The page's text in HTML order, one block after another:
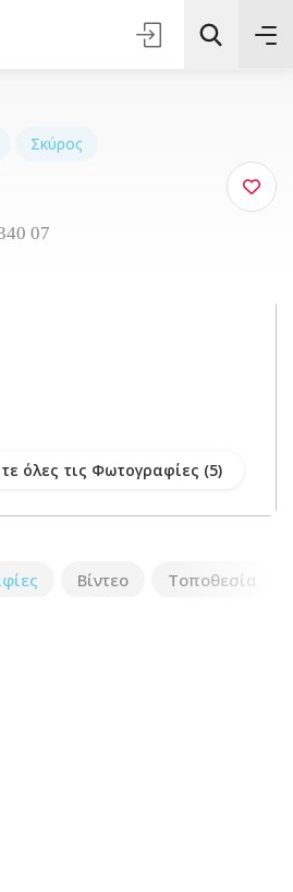
Σκύρος
07
όλες τις Φωτογραφίες
Βίντεο Τοποθεσία